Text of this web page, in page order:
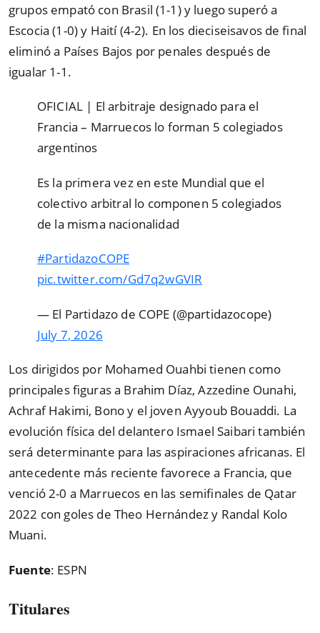
grupos empató con Brasil (1-1) y luego superó a
Escocia (1-0) y Haití (4-2). En los dieciseisavos de final
eliminó a Países Bajos por penales después de
igualar 1-1.
OFICIAL | El arbitraje designado para el
Francia – Marruecos lo forman 5 colegiados
argentinos
Es la primera vez en este Mundial que el
colectivo arbitral lo componen 5 colegiados
de la misma nacionalidad
#PartidazoCOPE
pic.twitter.com/Gd7q2wGVIR
— El Partidazo de COPE (@partidazocope)
July 7, 2026
Los dirigidos por Mohamed Ouahbi tienen como
principales figuras a Brahim Díaz, Azzedine Ounahi,
Achraf Hakimi, Bono y el joven Ayyoub Bouaddi. La
evolución física del delantero Ismael Saibari también
será determinante para las aspiraciones africanas. El
antecedente más reciente favorece a Francia, que
venció 2-0 a Marruecos en las semifinales de Qatar
2022 con goles de Theo Hernández y Randal Kolo
Muani.
Fuente: ESPN
Titulares